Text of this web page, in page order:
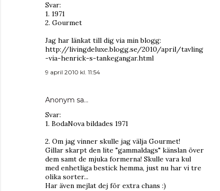
Svar:
1. 1971
2. Gourmet
Jag har länkat till dig via min blogg:
http://livingdeluxe.blogg.se/2010/april/tavling
-via-henrick-s-tankegangar.html
9 april 2010 kl. 11:54
Anonym sa…
Svar:
1. BodaNova bildades 1971
2. Om jag vinner skulle jag välja Gourmet!
Gillar skarpt den lite "gammaldags" känslan över
dem samt de mjuka formerna! Skulle vara kul
med enhetliga bestick hemma, just nu har vi tre
olika sorter...
Har även mejlat dej för extra chans :)